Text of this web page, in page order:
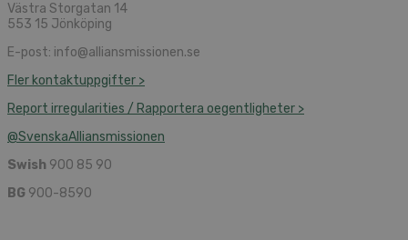
Västra Storgatan 14
553 15 Jönköping
E-post: info@alliansmissionen.se
Fler kontaktuppgifter >
Report irregularities / Rapportera oegentligheter >
@SvenskaAlliansmissionen
Swish 900 85 90
BG 900-8590